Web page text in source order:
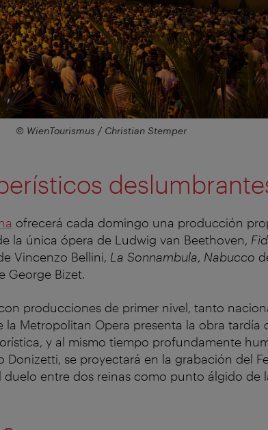
© WienTourismus / Christian Stemper
ofrecerá cada domingo una producción
la única ópera de Ludwig van Beethoven,
Vincenzo Bellini, La Sonnambula, Nabucco
George Bizet.
producciones de primer nivel, tanto
la Metropolitan Opera presenta la obra tardía
y al mismo tiempo profundamente
Donizetti, se proyectará en la grabación del
duelo entre dos reinas como punto álgido de